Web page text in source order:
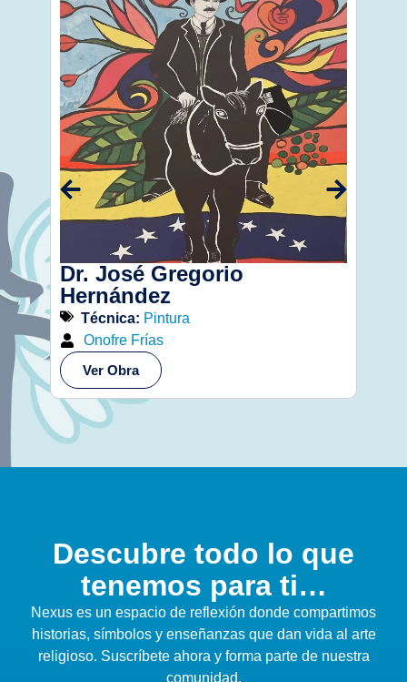
Dr. José Gregorio
Hernández
Técnica: Pintura
Onofre Frías
Ver Obra
Descubre todo lo que
tenemos para ti…
Nexus es un espacio de reflexión donde compartimos
historias, símbolos y enseñanzas que dan vida al arte
religioso. Suscríbete ahora y forma parte de nuestra
comunidad.